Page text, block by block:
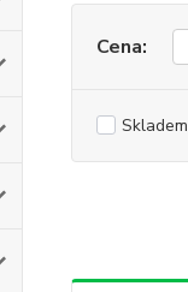
Cena:
Skladem